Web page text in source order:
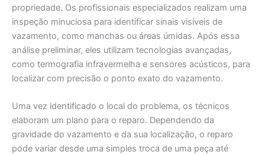
propriedade. Os profissionais especializados realizam uma
inspeção minuciosa para identificar sinais visíveis de
vazamento, como manchas ou áreas úmidas. Após essa
análise preliminar, eles utilizam tecnologias avançadas,
como termografia infravermelha e sensores acústicos, para
localizar com precisão o ponto exato do vazamento.
Uma vez identificado o local do problema, os técnicos
elaboram um plano para o reparo. Dependendo da
gravidade do vazamento e da sua localização, o reparo
pode variar desde uma simples troca de uma peça até